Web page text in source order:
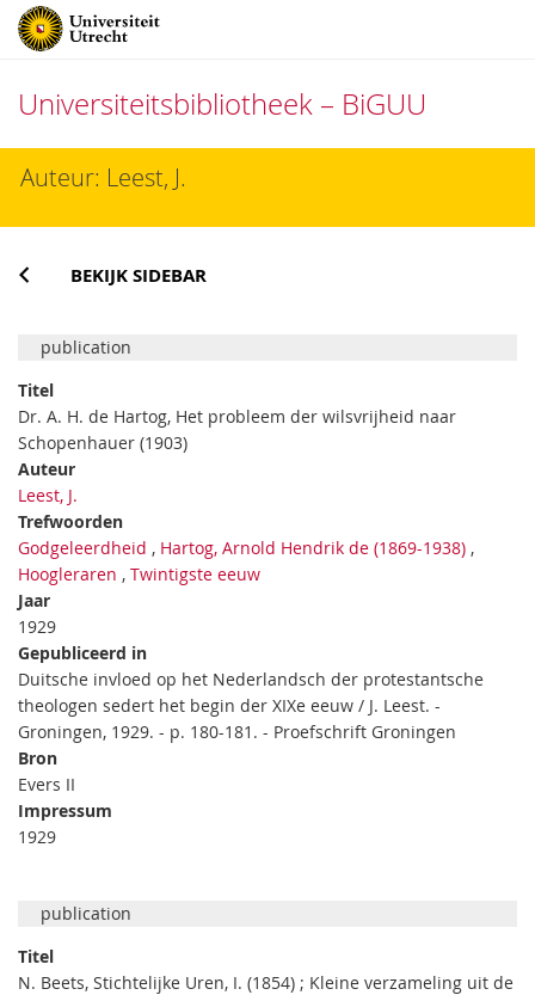
Universiteitsbibliotheek – BiGUU
naarAuteur: Leest, J.
BEKIJK SIDEBAR
publication
Titel
Dr. A. H. de Hartog, Het probleem der wilsvrijheid naar
Schopenhauer (1903)
Auteur
Leest, J.
Trefwoorden
Godgeleerdheid , Hartog, Arnold Hendrik de (1869-1938) ,
Hoogleraren , Twintigste eeuw
Jaar
1929
Gepubliceerd in
Duitsche invloed op het Nederlandsch der protestantsche
theologen sedert het begin der XIXe eeuw / J. Leest. -
Groningen, 1929. - p. 180-181. - Proefschrift Groningen
Bron
Evers II
Impressum
1929
publication
Titel
N. Beets, Stichtelijke Uren, I. (1854) ; Kleine verzameling uit de